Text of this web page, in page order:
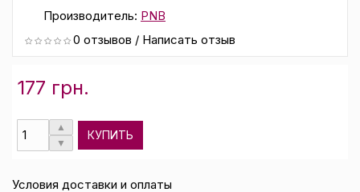
Производитель: PNB
0 отзывов / Написать отзыв
177 грн.
КУПИТЬ
Условия доставки и оплаты